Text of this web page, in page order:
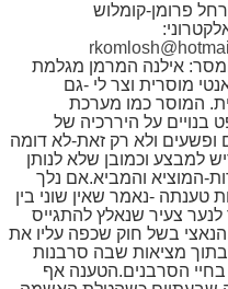
פרומן-קומלוש
אילנה המרמן מגלמת
מוסרית וצר לי -גם
המוסר כמו מערכת
בנויים על היררכיה של
ופשעים ולא רק זאת-לא דומה
למבצע וכמובן שלא לנותן
המוציא והמביא.אם נלך
טענתה -נאמר שאין שוני בין
לנער צעיר שנאלץ להתגייס
בשל חוק שכפה עליו את
בתוך מציאות שבה סרבנות
הסרבנים.הטענה אף